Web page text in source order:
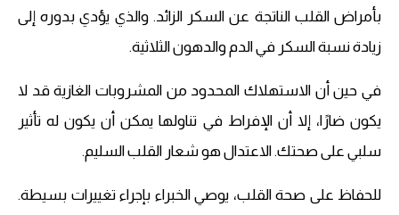
بأمراض القلب الناتجة عن السكر الزائد. والذي يؤدي بدوره إلى
زيادة نسبة السكر في الدم والدهون الثلاثية.
في حين أن الاستهلاك المحدود من المشروبات الغازية قد لا
يكون ضارًا، إلا أن الإفراط في تناولها يمكن أن يكون له تأثير
سلبي على صحتك. الاعتدال هو شعار القلب السليم.
للحفاظ على صحة القلب، يوصي الخبراء بإجراء تغييرات بسيطة.